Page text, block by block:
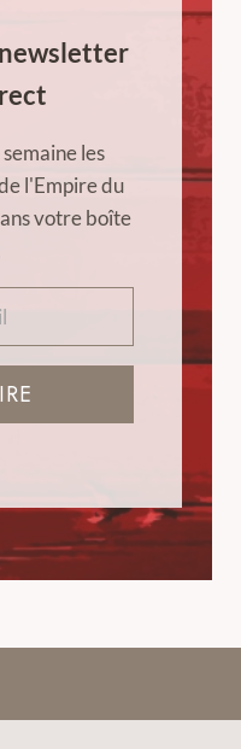
les
l'Empire du
votre boîte